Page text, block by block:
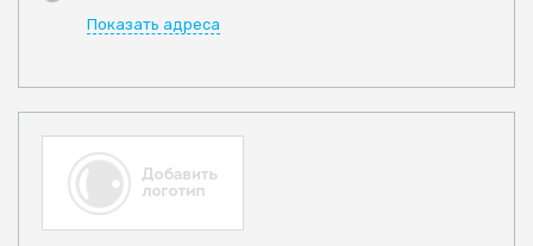
Показать адреса